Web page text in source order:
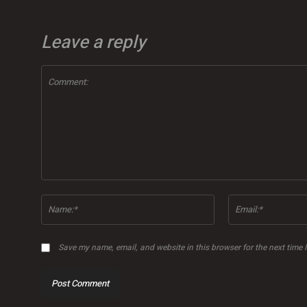
Leave a reply
Save my name, email, and website in this browser for the next time